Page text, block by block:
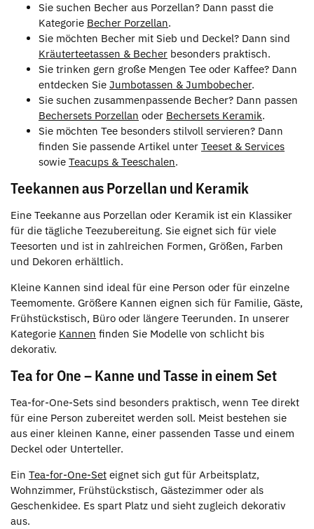
Sie suchen Becher aus Porzellan? Dann passt die
Kategorie Becher Porzellan.
Sie möchten Becher mit Sieb und Deckel? Dann sind
Kräuterteetassen & Becher besonders praktisch.
Sie trinken gern große Mengen Tee oder Kaffee? Dann
entdecken Sie Jumbotassen & Jumbobecher.
Sie suchen zusammenpassende Becher? Dann passen
Bechersets Porzellan oder Bechersets Keramik.
Sie möchten Tee besonders stilvoll servieren? Dann
finden Sie passende Artikel unter Teeset & Services
sowie Teacups & Teeschalen.
Teekannen aus Porzellan und Keramik
Eine Teekanne aus Porzellan oder Keramik ist ein Klassiker
für die tägliche Teezubereitung. Sie eignet sich für viele
Teesorten und ist in zahlreichen Formen, Größen, Farben
und Dekoren erhältlich.
Kleine Kannen sind ideal für eine Person oder für einzelne
Teemomente. Größere Kannen eignen sich für Familie, Gäste,
Frühstückstisch, Büro oder längere Teerunden. In unserer
Kategorie Kannen finden Sie Modelle von schlicht bis
dekorativ.
Tea for One – Kanne und Tasse in einem Set
Tea-for-One-Sets sind besonders praktisch, wenn Tee direkt
für eine Person zubereitet werden soll. Meist bestehen sie
aus einer kleinen Kanne, einer passenden Tasse und einem
Deckel oder Unterteller.
Ein Tea-for-One-Set eignet sich gut für Arbeitsplatz,
Wohnzimmer, Frühstückstisch, Gästezimmer oder als
Geschenkidee. Es spart Platz und sieht zugleich dekorativ
aus.